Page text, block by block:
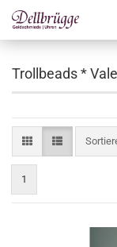
Trollbeads *
1